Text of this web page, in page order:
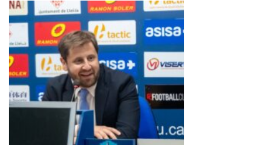
i
M
a
t
e
o
v